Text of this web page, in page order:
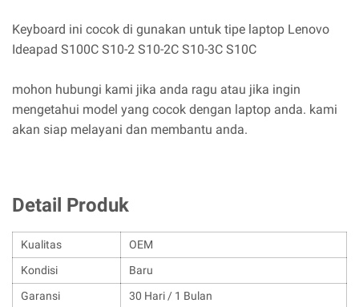
Keyboard ini cocok di gunakan untuk tipe laptop Lenovo
Ideapad S100C S10-2 S10-2C S10-3C S10C
mohon hubungi kami jika anda ragu atau jika ingin
mengetahui model yang cocok dengan laptop anda. kami
akan siap melayani dan membantu anda.
Detail Produk
Kualitas
OEM
Kondisi
Baru
Garansi
30 Hari / 1 Bulan